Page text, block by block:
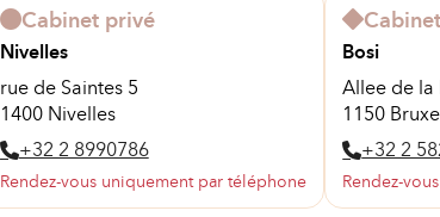
Cabinet privé
Nivelles
rue de Saintes 5
1400 Nivelles
+32 2 8990786
Rendez-vous uniquement par téléphone
Bosi
Allee de la
1150
+32 2
Rendez-